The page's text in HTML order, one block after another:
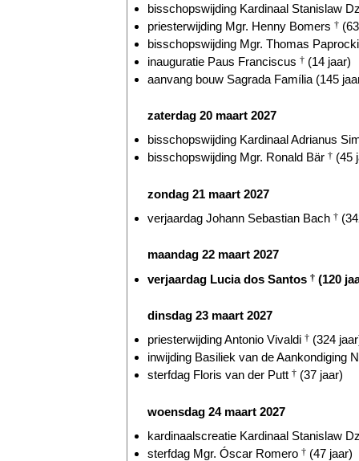
bisschopswijding Kardinaal Stanislaw
priesterwijding Mgr. Henny Bomers †
bisschopswijding Mgr. Thomas
inauguratie Paus Franciscus † (14 jaar)
aanvang bouw Sagrada Família (145
zaterdag 20 maart 2027
bisschopswijding Kardinaal Adrianus
bisschopswijding Mgr. Ronald Bär † (45
zondag 21 maart 2027
verjaardag Johann Sebastian Bach †
maandag 22 maart 2027
verjaardag Lucia dos Santos † (120
dinsdag 23 maart 2027
priesterwijding Antonio Vivaldi † (324
inwijding Basiliek van de Aankondiging
sterfdag Floris van der Putt † (37 jaar)
woensdag 24 maart 2027
kardinaalscreatie Kardinaal Stanislaw
sterfdag Mgr. Óscar Romero † (47 jaar)